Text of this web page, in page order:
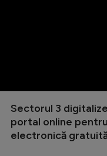
Sectorul 3
portal online
electronică